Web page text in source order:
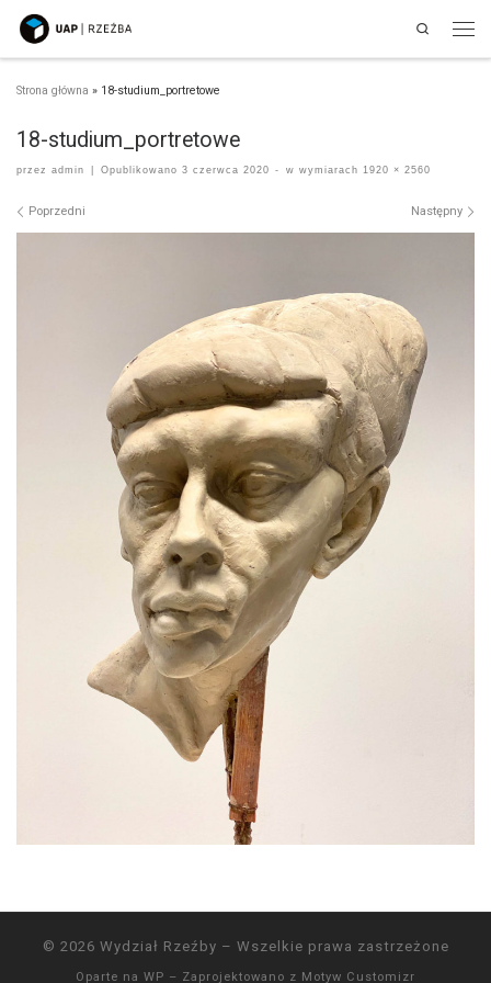
Przejdź do treści
Search
Strona główna » 18-studium_portretowe
18-studium_portretowe
przez admin Opublikowano 3 czerwca 2020 - w wymiarach 1920 × 2560
Nawigacja po obrazach
Poprzedni Następny
© 2026 Wydział Rzeźby – Wszelkie prawa zastrzeżone
Oparte na WP – Zaprojektowano z Motyw Customizr